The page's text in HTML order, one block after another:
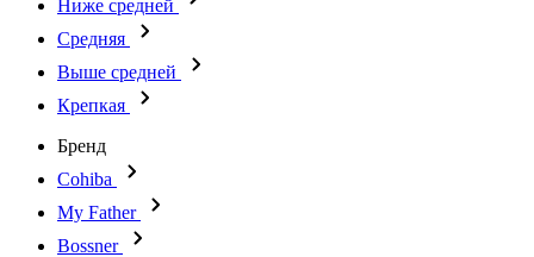
Ниже средней
Средняя
Выше средней
Крепкая
Бренд
Cohiba
My Father
Bossner